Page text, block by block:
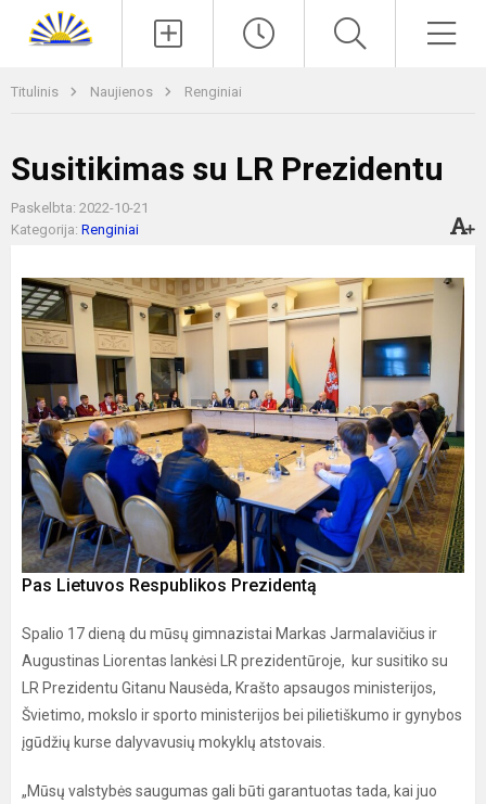
Titulinis Naujienos Renginiai
Susitikimas su LR Prezidentu
Paskelbta: 2022-10-21
Kategorija: Renginiai
Pas Lietuvos Respublikos Prezidentą
Spalio 17 dieną du mūsų gimnazistai Markas Jarmalavičius ir
Augustinas Liorentas lankėsi LR prezidentūroje, kur susitiko su
LR Prezidentu Gitanu Nausėda, Krašto apsaugos ministerijos,
Švietimo, mokslo ir sporto ministerijos bei pilietiškumo ir gynybos
įgūdžių kurse dalyvavusių mokyklų atstovais.
„Mūsų valstybės saugumas gali būti garantuotas tada, kai juo